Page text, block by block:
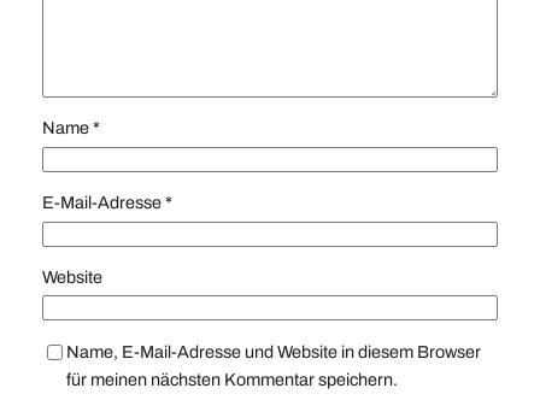
Name*
E-Mail-Adresse*
Website
Name, E-Mail-Adresse und Website in diesem Browser
für meinen nächsten Kommentar speichern.